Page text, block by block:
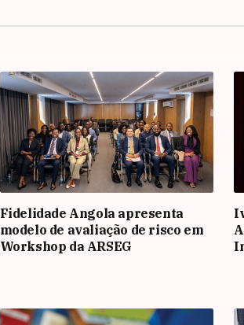
Fidelidade Angola apresenta
modelo de avaliação de risco em
Workshop da ARSEG